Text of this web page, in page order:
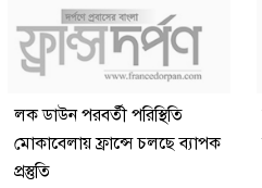
লক ডাউন পরবর্তী পরিস্থিতি
মোকাবেলায় ফ্রান্সে চলছে ব্যাপক
প্রস্তুতি